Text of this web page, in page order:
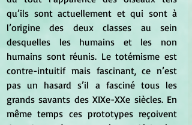
qu’ils sont actuellement et qui sont à
l’origine des deux classes au sein
desquelles les humains et les non
humains sont réunis. Le totémisme est
contre-intuitif mais fascinant, ce n’est
pas un hasard s’il a fasciné tous les
grands savants des XIXe-XXe siècles. En
même temps ces prototypes reçoivent